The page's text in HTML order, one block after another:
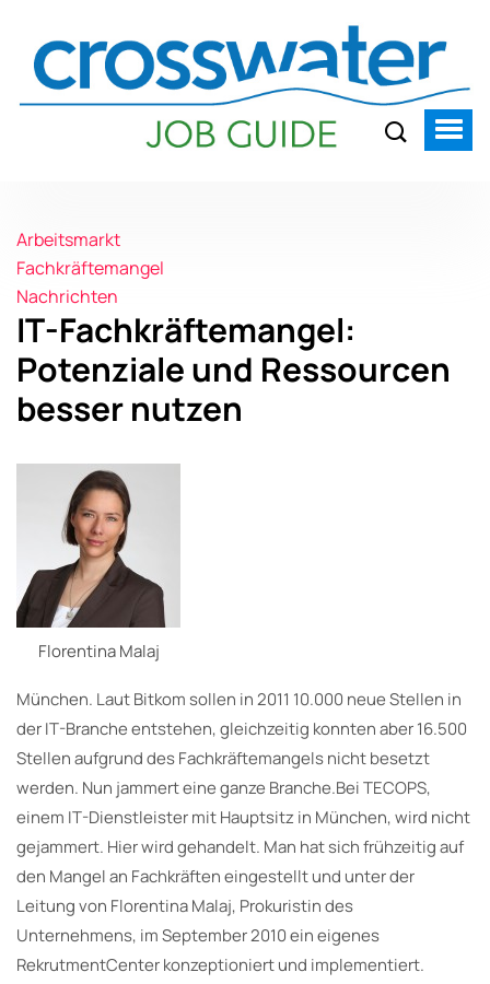
Arbeitsmarkt
Fachkräftemangel
Nachrichten
IT-Fachkräftemangel:
Potenziale und Ressourcen
besser nutzen
Florentina Malaj
München. Laut Bitkom sollen in 2011 10.000 neue Stellen in
der IT-Branche entstehen, gleichzeitig konnten aber 16.500
Stellen aufgrund des Fachkräftemangels nicht besetzt
werden. Nun jammert eine ganze Branche.Bei TECOPS,
einem IT-Dienstleister mit Hauptsitz in München, wird nicht
gejammert. Hier wird gehandelt. Man hat sich frühzeitig auf
den Mangel an Fachkräften eingestellt und unter der
Leitung von Florentina Malaj, Prokuristin des
Unternehmens, im September 2010 ein eigenes
RekrutmentCenter konzeptioniert und implementiert.